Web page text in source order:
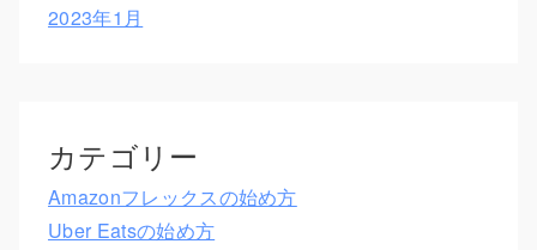
2023年1月
カテゴリー
Amazonフレックスの始め方
Uber Eatsの始め方